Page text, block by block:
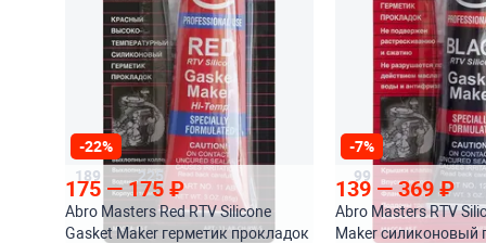
-22%
189
175 — 225
175₽
Abro Masters Red RTV Silicone
Gasket Maker герметик прокладок
-7%
99
139 —369₽
Abro Masters RTV
Maker силиконовый